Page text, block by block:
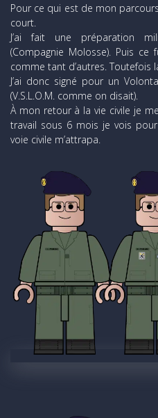
Pour ce qui est de mon
court.
J’ai fait une préparation
(Compagnie Molosse). Puis ce
comme tant d’autres. Toutefois
J’ai donc signé pour un
(V.S.L.O.M. comme on disait).
À mon retour à la vie civile je
travail sous 6 mois je vois
voie civile m’attrapa.